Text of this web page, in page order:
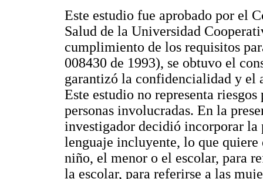
Este estudio fue aprobado por el
Salud de la Universidad
cumplimiento de los requisitos
008430 de 1993), se obtuvo el
garantizó la confidencialidad y el
Este estudio no representa
personas involucradas. En la
investigador decidió incorporar la
lenguaje incluyente, lo que
niño, el menor o el escolar, para
la escolar, para referirse a las